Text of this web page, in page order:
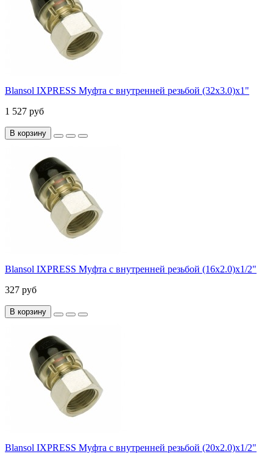
Blansol IXPRESS Муфта с внутренней резьбой (32х3.0)х1"
1 527 руб
В корзину
Blansol IXPRESS Муфта с внутренней резьбой (16х2.0)х1/2"
327 руб
В корзину
Blansol IXPRESS Муфта с внутренней резьбой (20х2.0)х1/2"